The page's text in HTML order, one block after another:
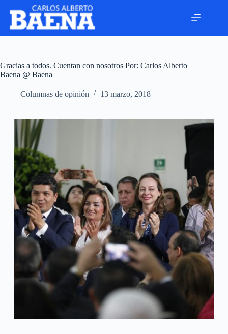
Gracias a todos. Cuentan con nosotros Por: Carlos Alberto
Baena @ Baena
Columnas de opinión 13 marzo, 2018